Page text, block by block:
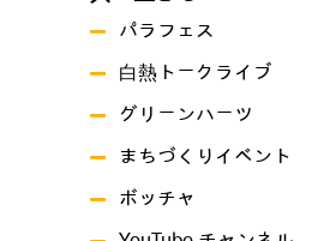
パラフェス
白熱トークライブ
グリーンハーツ
まちづくりイベント
ボッチャ